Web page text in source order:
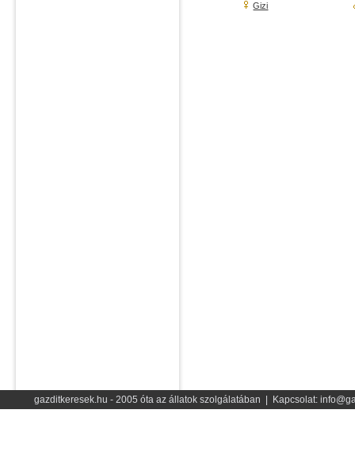
Gizi
gazditkeresek.hu - 2005 óta az állatok szolgálatában | Kapcsolat: